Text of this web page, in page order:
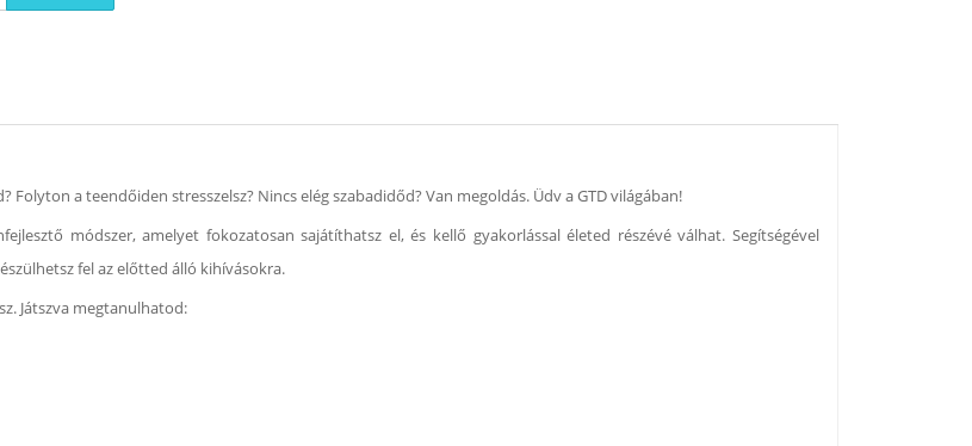
a teendőiden stresszelsz? Nincs elég szabadidőd? Van megoldás. Üdv a GTD világában!
módszer, amelyet fokozatosan sajátíthatsz el, és kellő gyakorlással életed részévé válhat. Segítségével
fel az előtted álló kihívásokra.
Játszva megtanulhatod: